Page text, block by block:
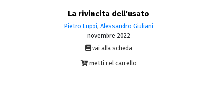
La rivincita dell'usato
Pietro Luppi, Alessandro Giuliani
novembre 2022
vai alla scheda
metti nel carrello